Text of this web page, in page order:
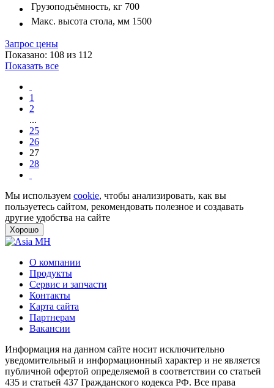
Грузоподъёмность, кг 700
Макс. высота стола, мм 1500
Запрос цены
Показано: 108 из 112
Показать все
1
2
...
25
26
27
28
Мы используем cookie, чтобы анализировать, как вы
пользуетесь сайтом, рекомендовать полезное и создавать
другие удобства на сайте
Хорошо
О компании
Продукты
Сервис и запчасти
Контакты
Карта сайта
Партнерам
Вакансии
Информация на данном сайте носит исключительно
уведомительный и информационный характер и не является
публичной офертой определяемой в соответствии со статьей
435 и статьей 437 Гражданского кодекса РФ. Все права